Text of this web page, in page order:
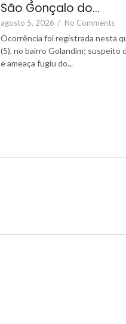
São Gonçalo do…
agosto 5, 2026 / No Comments
Ocorrência foi registrada nesta
(5), no bairro Golandim; suspeito
e ameaça fugiu do...